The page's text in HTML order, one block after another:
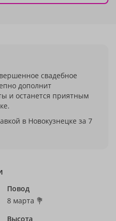
свадебное
дополнит
и останется приятным
в Новокузнецке за 7
Повод
8 марта 💐
Высота